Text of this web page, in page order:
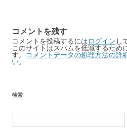
コメントを残す
コメントを投稿するにはログイン し
このサイトはスパムを低減するため
す。
コメントデータの処理方法の詳
い。
検索